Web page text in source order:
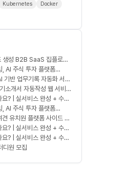
Kubernetes
Docker
생성 B2B SaaS 집플로우
다!
AI 주식 투자 플랫폼
기반 업무기록 자동화 서비
소개서 자동작성 웹 서비
드·AI 엔지니어 모집
? | 실서비스 완성 + 수익
AI 주식 투자 플랫폼
유치원 플랫폼 사이드 프
? | 실서비스 완성 + 수익
? | 실서비스 완성 + 수익
원 모집